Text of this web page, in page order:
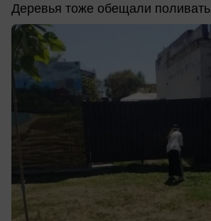
Деревья тоже обещали поливать